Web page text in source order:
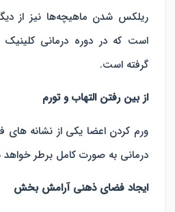
ریلکس شدن ماهیچه‌ها نیز از
است که در دوره درمانی کلینیک
گرفته است.
از بین رفتن التهاب و تورم
ورم کردن اعضا یکی از نشانه های
درمانی به صورت کامل برطر
ایجاد فضای ذهنی آرامش بخش